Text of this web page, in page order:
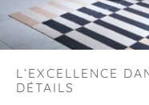
L’EXCELLENCE
DÉTAILS